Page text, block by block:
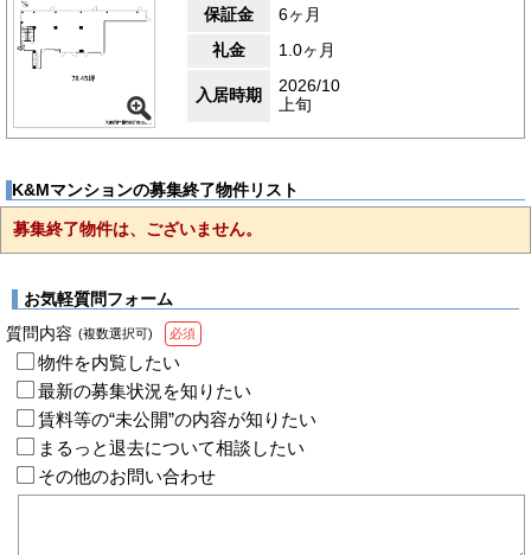
保証金
6ヶ月
礼金
1.0ヶ月
入居時期
2026/10
上旬
K&Mマンションの募集終了物件リスト
募集終了物件は、ございません。
お気軽質問フォーム
質問内容 (複数選択可) 必須
物件を内覧したい
最新の募集状況を知りたい
賃料等の“未公開”の内容が知りたい
まるっと退去について相談したい
その他のお問い合わせ